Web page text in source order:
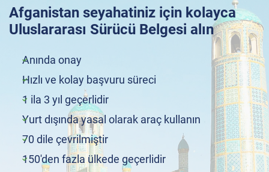
Afganistan seyahatiniz için kolayca
Uluslararası Sürücü Belgesi alın
Anında onay
Hızlı ve kolay başvuru süreci
1 ila 3 yıl geçerlidir
Yurt dışında yasal olarak araç kullanın
70 dile çevrilmiştir
150'den fazla ülkede geçerlidir